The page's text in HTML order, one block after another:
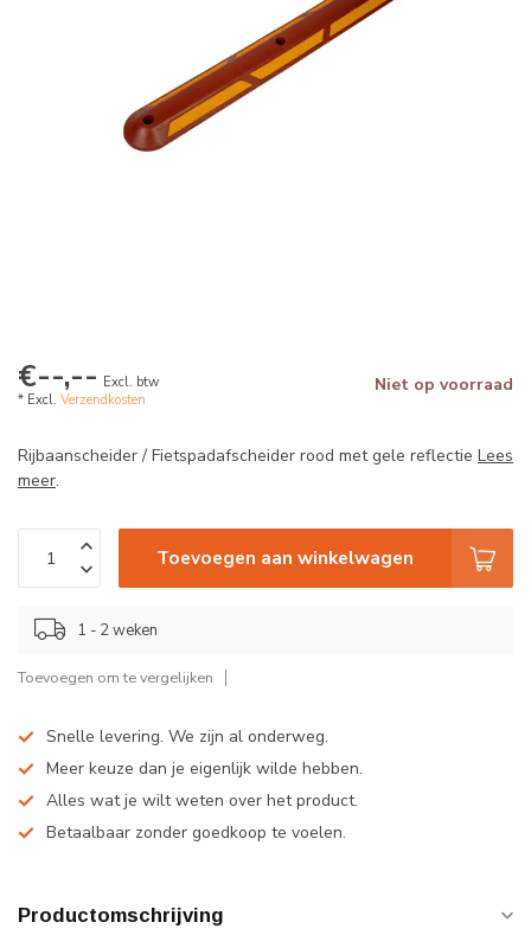
€--,-- Excl. btw
* Excl. Verzendkosten
Niet op voorraad
Rijbaanscheider / Fietspadafscheider rood met gele reflectie Lees
meer.
Toevoegen aan winkelwagen
1 - 2 weken
Toevoegen om te vergelijken
Snelle levering. We zijn al onderweg.
Meer keuze dan je eigenlijk wilde hebben.
Alles wat je wilt weten over het product.
Betaalbaar zonder goedkoop te voelen.
Productomschrijving